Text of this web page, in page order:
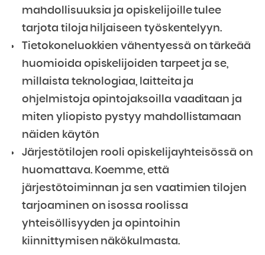
mahdollisuuksia ja opiskelijoille tulee
tarjota tiloja hiljaiseen työskentelyyn.
Tietokoneluokkien vähentyessä on tärkeää
huomioida opiskelijoiden tarpeet ja se,
millaista teknologiaa, laitteita ja
ohjelmistoja opintojaksoilla vaaditaan ja
miten yliopisto pystyy mahdollistamaan
näiden käytön
Järjestötilojen rooli opiskelijayhteisössä on
huomattava. Koemme, että
järjestötoiminnan ja sen vaatimien tilojen
tarjoaminen on isossa roolissa
yhteisöllisyyden ja opintoihin
kiinnittymisen näkökulmasta.